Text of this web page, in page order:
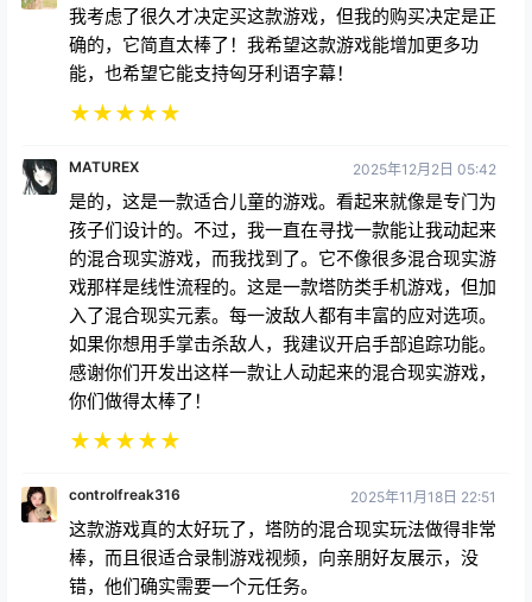
能，也希望它能支持匈牙利语字幕！
★★ ★★★
MATUREX
孩子们设计的。不过，我一直在寻找一款能让我动起来
的混合现实游戏，而我找到了。它不像很多混合现实游
戏那样是线性流程的。这是一款塔防类手机游戏，但加
入了混合现实元素。每一波敌人都有丰富的应对选项。
如果你想用手掌击杀敌人，我建议开启手部追踪功能。
感谢你们开发出这样一款让人动起来的混合现实游戏，
你们做得太棒了！
★★★★★
controlfreak316
棒，而且很适合录制游戏视频，向亲朋好友展示，没
错，他们确实需要一个元任务。
★★★★★